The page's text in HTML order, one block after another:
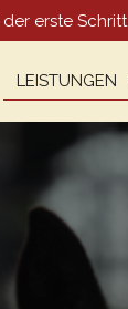
erste Schritt.
LEISTUNGEN